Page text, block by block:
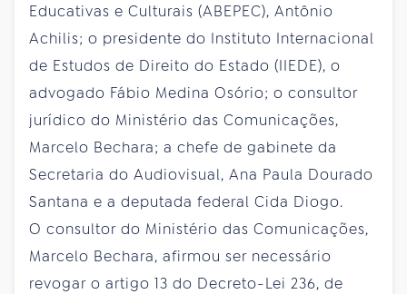
Educativas e Culturais (ABEPEC), Antônio
Achilis; o presidente do Instituto Internacional
de Estudos de Direito do Estado (IIEDE), o
advogado Fábio Medina Osório; o consultor
jurídico do Ministério das Comunicações,
Marcelo Bechara; a chefe de gabinete da
Secretaria do Audiovisual, Ana Paula Dourado
Santana e a deputada federal Cida Diogo.
O consultor do Ministério das Comunicações,
Marcelo Bechara, afirmou ser necessário
revogar o artigo 13 do Decreto-Lei 236, de